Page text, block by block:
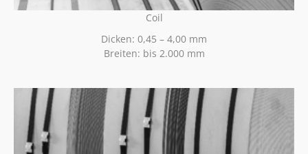
Coil
Dicken: 0,45 – 4,00 mm
Breiten: bis 2.000 mm